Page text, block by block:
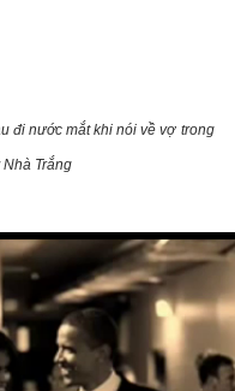
đi nước mắt khi nói về vợ trong
Trắng